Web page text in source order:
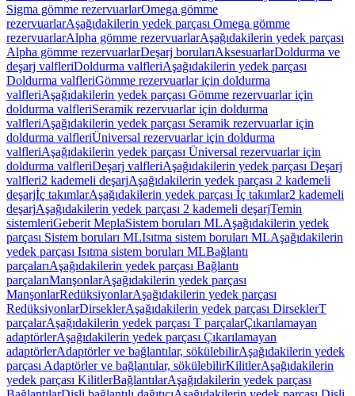
Sigma gömme rezervuarlarOmega gömme
rezervuarlarAşağıdakilerin yedek parçası Omega gömme
rezervuarlarAlpha gömme rezervuarlarAşağıdakilerin yedek parçası
Alpha gömme rezervuarlarDeşarj borularıAksesuarlarDoldurma ve
deşarj valfleriDoldurma valfleriAşağıdakilerin yedek parçası
Doldurma valfleriGömme rezervuarlar için doldurma
valfleriAşağıdakilerin yedek parçası Gömme rezervuarlar için
doldurma valfleriSeramik rezervuarlar için doldurma
valfleriAşağıdakilerin yedek parçası Seramik rezervuarlar için
doldurma valfleriÜniversal rezervuarlar için doldurma
valfleriAşağıdakilerin yedek parçası Üniversal rezervuarlar için
doldurma valfleriDeşarj valfleriAşağıdakilerin yedek parçası Deşarj
valfleri2 kademeli deşarjAşağıdakilerin yedek parçası 2 kademeli
deşarjİç takımlarAşağıdakilerin yedek parçası İç takımlar2 kademeli
deşarjAşağıdakilerin yedek parçası 2 kademeli deşarjTemin
sistemleriGeberit MeplaSistem boruları MLAşağıdakilerin yedek
parçası Sistem boruları MLIsıtma sistem boruları MLAşağıdakilerin
yedek parçası Isıtma sistem boruları MLBağlantı
parçalarıAşağıdakilerin yedek parçası Bağlantı
parçalarıManşonlarAşağıdakilerin yedek parçası
ManşonlarRedüksiyonlarAşağıdakilerin yedek parçası
RedüksiyonlarDirseklerAşağıdakilerin yedek parçası DirseklerT
parçalarAşağıdakilerin yedek parçası T parçalarÇıkarılamayan
adaptörlerAşağıdakilerin yedek parçası Çıkarılamayan
adaptörlerAdaptörler ve bağlantılar, sökülebilirAşağıdakilerin yedek
parçası Adaptörler ve bağlantılar, sökülebilirKilitlerAşağıdakilerin
yedek parçası KilitlerBağlantılarAşağıdakilerin yedek parçası